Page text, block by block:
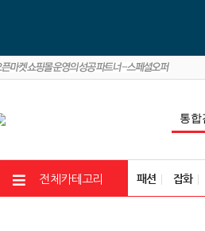
전체카테고리 패션 잡화